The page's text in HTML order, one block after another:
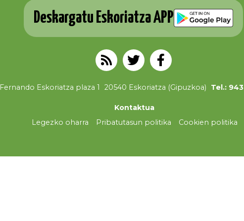
Deskargatu Eskoriatza APP
Fernando Eskoriatza plaza 1 20540 Eskoriatza (Gipuzkoa) Tel.:
Kontaktua
Legezko oharra
Pribatutasun politika Cookien politika